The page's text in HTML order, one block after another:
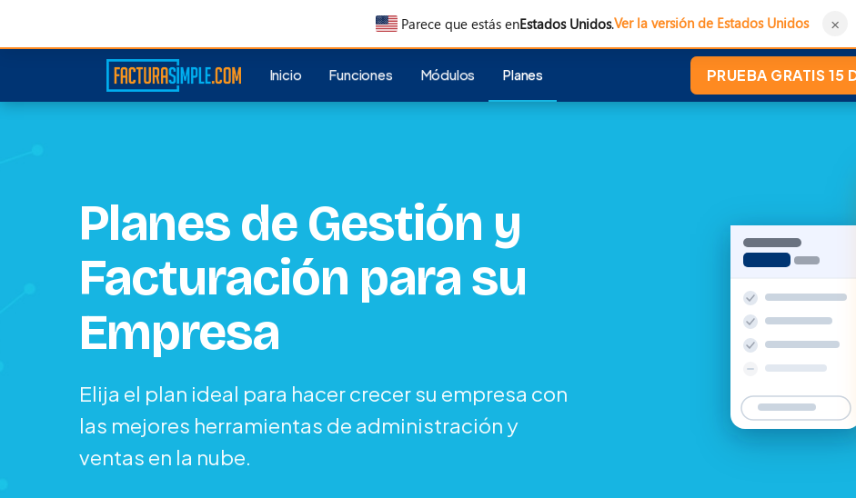
Parece que estás enEstados Unidos.Ver la versión de Estados Unidos ×
Inicio Funciones Módulos Planes PRUEBA GRATIS 15
Planes de Gestión y
Facturación para su
Empresa
Elija el plan ideal para hacer crecer su empresa con
las mejores herramientas de administración y
ventas en la nube.